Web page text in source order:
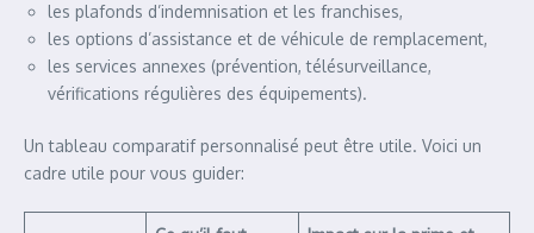
les plafonds d’indemnisation et les franchises,
les options d’assistance et de véhicule de remplacement,
les services annexes (prévention, télésurveillance,
vérifications régulières des équipements).
Un tableau comparatif personnalisé peut être utile. Voici un
cadre utile pour vous guider: